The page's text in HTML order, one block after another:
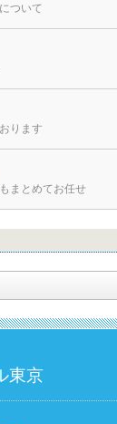
ついて
ります
まとめてお任せ
東京